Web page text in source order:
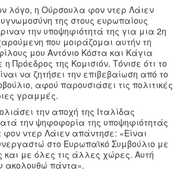
λόγο, η Ούρσουλα φον ντερ Λάιεν
της στους ευρωπαίους
την υποψηφιότητά της για μια 2η
που μοιράζομαι αυτήν τη
μου Αντόνιο Κόστα και Κάγια
Πρόεδρος της Κομισιόν. Τόνισε ότι το
να ζητήσει την επιβεβαίωση από το
αφού παρουσιάσει τις πολιτικές
γραμμές.
την αποχή της Ιταλίδας
την ψηφοφορία της υποψηφιότητάς
ντερ Λάιεν απάντησε: «Είναι
στο Ευρωπαϊκό Συμβούλιο με
και με όλες τις άλλες χώρες. Αυτή
ακολουθώ πάντα».